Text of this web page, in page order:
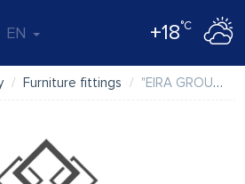
EN +18°C
Furniture fittings "EIRA GROUP" SIA